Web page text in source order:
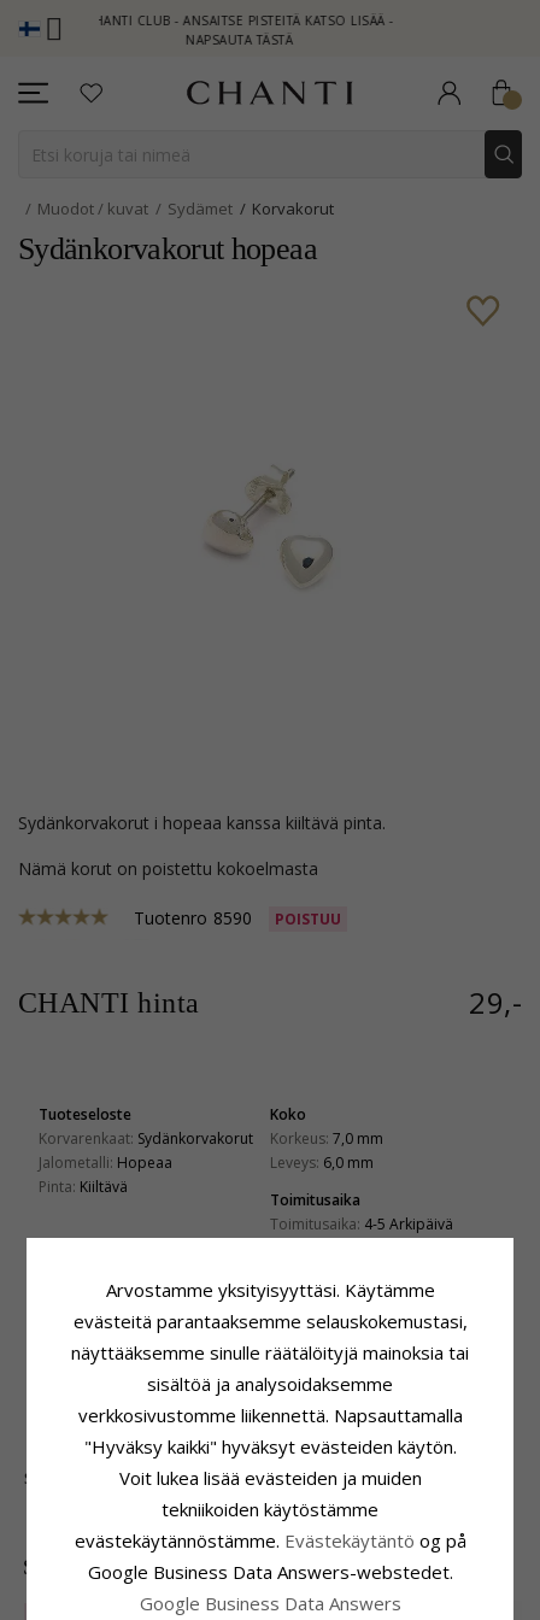
CHANTI CLUB - ANSAITSE PISTEITÄ KATSO LISÄÄ -
NAPSAUTA TÄSTÄ
Muodot / kuvat Sydämet Korvakorut
Sydänkorvakorut hopeaa
sydänkorvakorut i hopeaa kanssa kiiltävä pinta.
Nämä korut on poistettu kokoelmasta
Tuotenro 8590 POISTUU
CHANTI hinta 29,-
Tuoteseloste
Korvarenkaat: Sydänkorvakorut
Jalometalli: Hopeaa
Pinta: Kiiltävä
Koko
Korkeus: 7,0 mm
Leveys: 6,0 mm
Toimitusaika
Toimitusaika: 4-5 Arkipäivä
ASIAKKAAT OSTAVAT MYÖS
Sydän riipus hopeaa
SUOSITUIMMAT TUOTTEET LUOKASSA
Arvostamme yksityisyyttäsi. Käytämme
evästeitä parantaaksemme selauskokemustasi,
näyttääksemme sinulle räätälöityjä mainoksia tai
sisältöä ja analysoidaksemme
verkkosivustomme liikennettä. Napsauttamalla
"Hyväksy kaikki" hyväksyt evästeiden käytön.
Voit lukea lisää evästeiden ja muiden
tekniikoiden käytöstämme
evästekäytännöstämme. Evästekäytäntö og på
Google Business Data Answers-webstedet.
Google Business Data Answers